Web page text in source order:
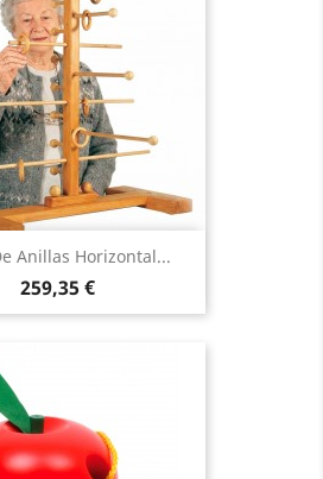
Anillas Horizontal...
Precio
259,35 €